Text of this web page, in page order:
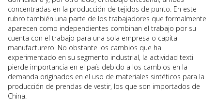
concentradas en la producción de tejidos de punto. En este
rubro también una parte de los trabajadores que formalmente
aparecen como independientes combinan el trabajo por su
cuenta con el trabajo para una sola empresa o capital
manufacturero. No obstante los cambios que ha
experimentado en su segmento industrial, la actividad textil
pierde importancia en el país debido a los cambios en la
demanda originados en el uso de materiales sintéticos para la
producción de prendas de vestir, los que son importados de
China.